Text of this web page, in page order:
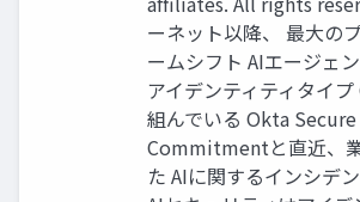
ーネット以降、 最大の
ームシフト AIエージェ
アイデンティティタイ
組んでいる Okta
Commitmentと直近、
た AIに関するインシデ